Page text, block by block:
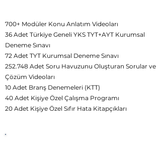
700+ Modüler Konu Anlatım Videoları
36 Adet Türkiye Geneli YKS TYT+AYT Kurumsal
Deneme Sınavı
72 Adet TYT Kurumsal Deneme Sınavı
252.748 Adet Soru Havuzunu Oluşturan Sorular ve
Çözüm Videoları
10 Adet Branş Denemeleri (KTT)
40 Adet Kişiye Özel Çalışma Programı
20 Adet Kişiye Özel Sıfır Hata Kitapçıkları